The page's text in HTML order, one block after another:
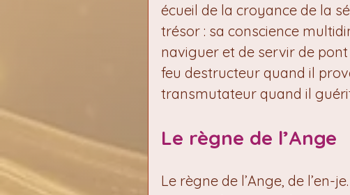
écueil de la croyance de la
trésor : sa conscience
naviguer et de servir de
feu destructeur quand il
transmutateur quand il
Le règne de l’Ange
Le règne de l’Ange, de l’en-